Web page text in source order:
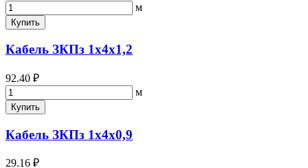
м
Купить
Кабель ЗКПз 1х4х1,2
92.40 ₽
м
Купить
Кабель ЗКПз 1х4х0,9
29.16 ₽